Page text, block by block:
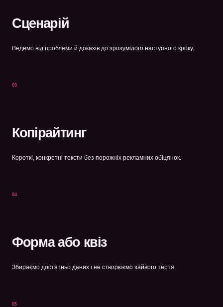
Сценарій
Ведемо від проблеми й доказів до зрозумілого наступного кроку.
03
Копірайтинг
Короткі, конкретні тексти без порожніх рекламних обіцянок.
04
Форма або квіз
Збираємо достатньо даних і не створюємо зайвого тертя.
05